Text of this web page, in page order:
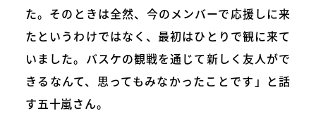
た。そのときは全然、今のメンバーで応援しに来
たというわけではなく、最初はひとりで観に来て
いました。バスケの観戦を通じて新しく友人がで
きるなんて、思ってもみなかったことです」と話
す五十嵐さん。